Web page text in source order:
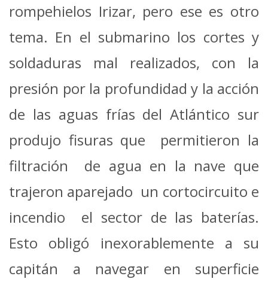
rompehielos Irizar, pero ese es otro
tema. En el submarino los cortes y
soldaduras mal realizados, con la
presión por la profundidad y la acción
de las aguas frías del Atlántico sur
produjo fisuras que permitieron la
filtración de agua en la nave que
trajeron aparejado un cortocircuito e
incendio el sector de las baterías.
Esto obligó inexorablemente a su
capitán a navegar en superficie